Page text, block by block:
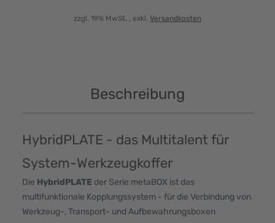
zzgl. 19% MwSt. , exkl. Versandkosten
Beschreibung
HybridPLATE - das Multitalent für
System-Werkzeugkoffer
Die HybridPLATE der Serie metaBOX ist das
multifunktionale Kopplungssystem - für die Verbindung von
Werkzeug-, Transport- und Aufbewahrungsboxen